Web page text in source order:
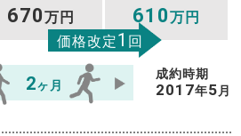
670万円 610万円
価格改定1 回
2ヶ月
成約時期
2017年5 月